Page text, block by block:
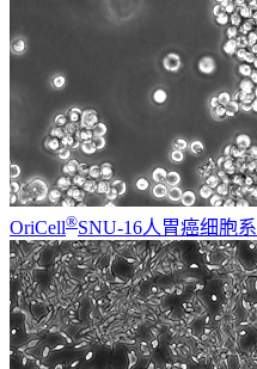
OriCell®SNU-16人胃癌细胞系